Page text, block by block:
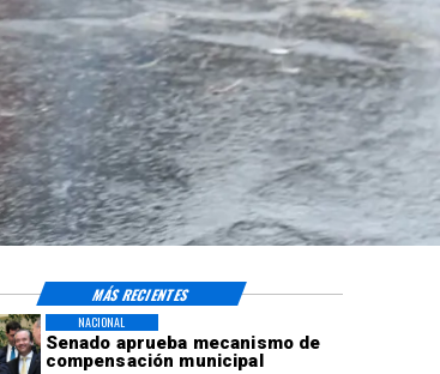
Senado aprueba mecanismo de
compensación municipal
NACIONAL
MÁS RECIENTES